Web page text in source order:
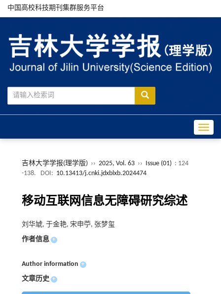
中国高校科技期刊集群服务平台
吉林大学学报(理学版) ›› 2025, Vol. 63 ›› Issue (01) : 124
-138.
DOI: 10.13413/j.cnki.jdxblxb.2024474
移动互联网信息无障碍研究综述
刘华虓, 于金艳, 宋申苧, 张梦玺
作者信息 +
Author information +
文章历史 +